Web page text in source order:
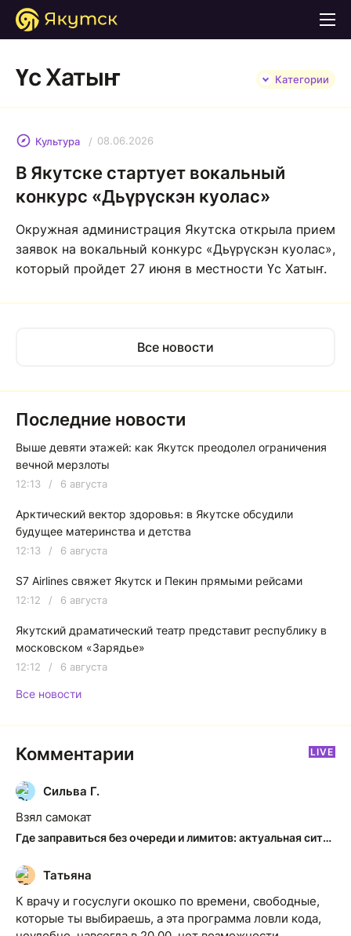
Үс Хатыҥ Категории
Культура 08.06.2026
В Якутске стартует вокальный
конкурс «Дьүрүскэн куолас»
Окружная администрация Якутска открыла прием
заявок на вокальный конкурс «Дьүрүскэн куолас»,
который пройдет 27 июня в местности Үс Хатыҥ.
Все новости
Последние новости
Выше девяти этажей: как Якутск преодолел ограничения
вечной мерзлоты
12:13 / 6 августа
Арктический вектор здоровья: в Якутске обсудили
будущее материнства и детства
12:13 / 6 августа
S7 Airlines свяжет Якутск и Пекин прямыми рейсами
12:12 / 6 августа
Якутский драматический театр представит республику в
московском «Зарядье»
12:12 / 6 августа
Все новости
Комментарии LIVE
С
Сильва Г.
Взял самокат
Где заправиться без очереди и лимитов: актуальная ситуация на АЗС Якутска
Т
Татьяна
К врачу и госуслуги окошко по времени, свободные,
которые ты выбираешь, а эта программа ловли кода,